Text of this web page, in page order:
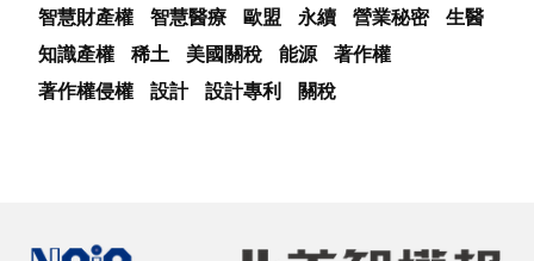
智慧財產權
智慧醫療 歐盟 永續 營業秘密
生醫
知識產權
稀土 美國關稅 能源
著作權
著作權侵權
設計 設計專利 關稅